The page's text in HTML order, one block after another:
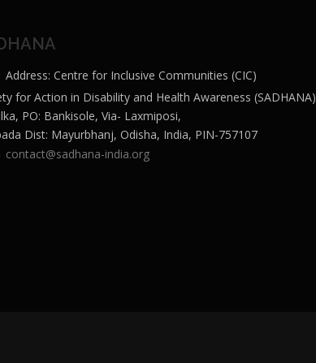
Address: Centre for Inclusive Communities (CIC)
for Action in Disability and Health Awareness (SADHANA)
PO: Bankisole, Via- Laxmiposi,
Dist: Mayurbhanj, Odisha, India, PIN-757107
contact@sadhana-india.org